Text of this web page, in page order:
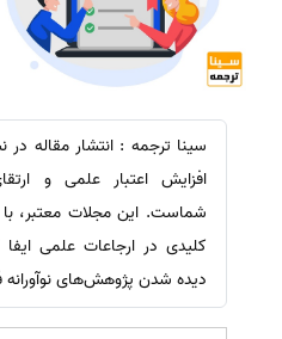
افزایش اعتبار علمی و
شماست. این مجلات معتبر،
کلیدی در ارجاعات علمی
دیده شدن پژوهش‌های نوآورانه